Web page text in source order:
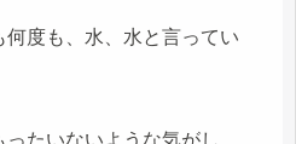
度も、水、水と言ってい
たいないような気がし